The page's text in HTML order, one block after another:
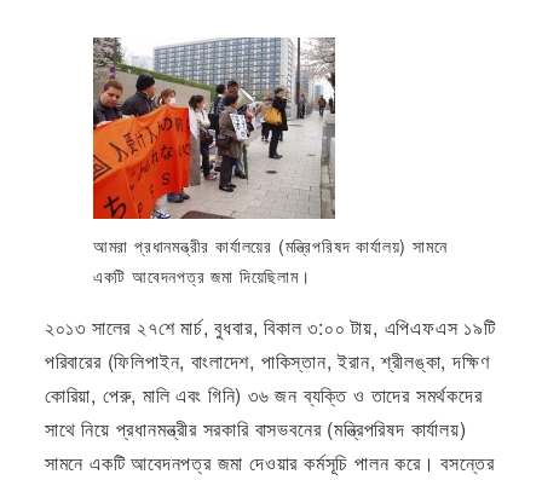
আমরা প্রধানমন্ত্রীর কার্যালয়ের (মন্ত্রিপরিষদ কার্যালয়) সামনে
একটি আবেদনপত্র জমা দিয়েছিলাম।
২০১৩ সালের ২৭শে মার্চ, বুধবার, বিকাল ৩:০০ টায়, এপিএফএস ১৯টি
পরিবারের (ফিলিপাইন, বাংলাদেশ, পাকিস্তান, ইরান, শ্রীলঙ্কা, দক্ষিণ
কোরিয়া, পেরু, মালি এবং গিনি) ৩৬ জন ব্যক্তি ও তাদের সমর্থকদের
সাথে নিয়ে প্রধানমন্ত্রীর সরকারি বাসভবনের (মন্ত্রিপরিষদ কার্যালয়)
সামনে একটি আবেদনপত্র জমা দেওয়ার কর্মসূচি পালন করে। বসন্তের